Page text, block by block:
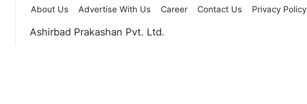
About Us Advertise With Us Career Contact Us Privacy Policy
Ashirbad Prakashan Pvt. Ltd.